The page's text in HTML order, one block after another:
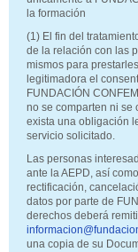
la formación
(1) El fin del
de la relación con las
mismos para
legitimadora el
FUNDACIÓN
no se comparten ni se
exista una obligación
servicio solicitado.
Las personas
ante la AEPD, así
rectificación,
datos por parte de
derechos deberá
una copia de su